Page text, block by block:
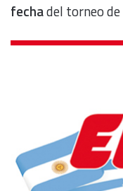
fechadel torneo de